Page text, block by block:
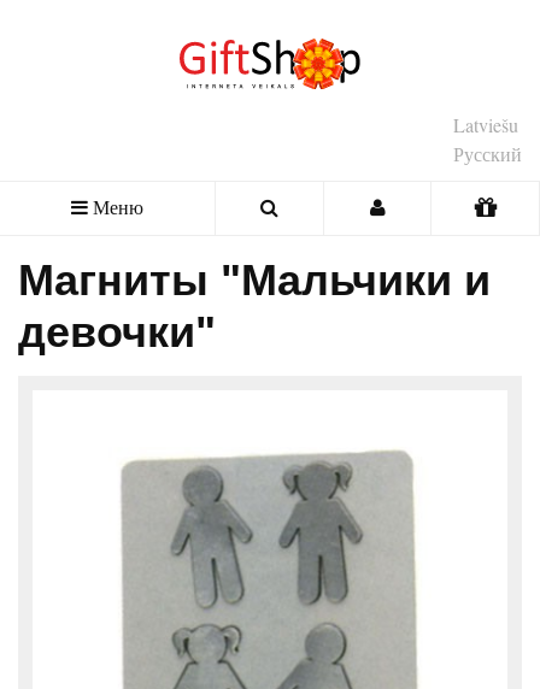
Latviešu
Русский
Меню
Магниты "Мальчики и
девочки"